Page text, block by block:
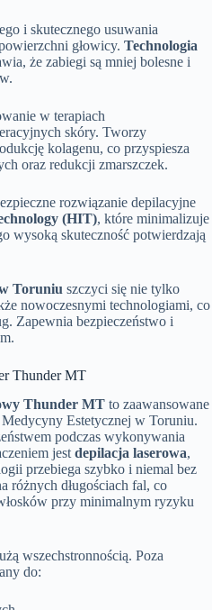
i skutecznego usuwania
głowicy. Technologia
że zabiegi są mniej bolesne i
w terapiach
skóry. Tworzy
kolagenu, co przyspiesza
oraz redukcji zmarszczek.
rozwiązanie depilacyjne
(HIT), które minimalizuje
wysoką skuteczność potwierdzają
Toruniu szczyci się nie tylko
nowoczesnymi technologiami, co
Zapewnia bezpieczeństwo i
Thunder MT
Thunder MT to zaawansowane
Estetycznej w Toruniu.
podczas wykonywania
jestdepilacja laserowa,
przebiega szybko i niemal bez
różnych długościach fal, co
przy minimalnym ryzyku
wszechstronnością. Poza
do: